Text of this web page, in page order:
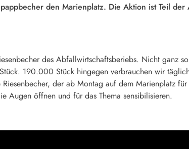
den Marienplatz. Die Aktion ist Teil der
des Abfallwirtschaftsberiebs. Nicht ganz
190.000 Stück hingegen verbrauchen wir
der ab Montag auf dem Marienplatz
Augen öffnen und für das Thema sensibilisieren.